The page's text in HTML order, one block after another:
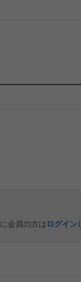
会員の方はログイン